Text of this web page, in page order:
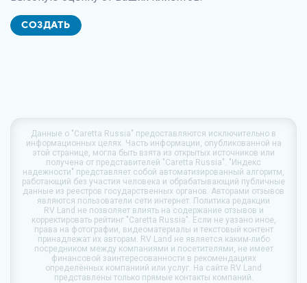
СОЗДАТЬ
Данные о "Caretta Russia" предоставляются исключительно в
информационных целях. Часть информации, опубликованной на
этой странице, могла быть взята из открытых источников или
получена от представителей "Caretta Russia". "Индекс
надежности" представляет собой автоматизированный алгоритм,
работающий без участия человека и обрабатывающий публичные
данные из реестров государственных органов. Авторами отзывов
являются пользователи сети интернет. Политика редакции
RV Land не позволяет влиять на содержание отзывов и
корректировать рейтинг "Caretta Russia". Если не уазано иное,
права на фотографии, видеоматериалы и текстовый контент
принадлежат их авторам. RV Land не является каким-либо
посредником между компаниями и посетителями, не имеет
финансовой заинтересованности в рекомендациях
определённых компаниий или услуг. На сайте RV Land
представлены только прямые контакты компаний.